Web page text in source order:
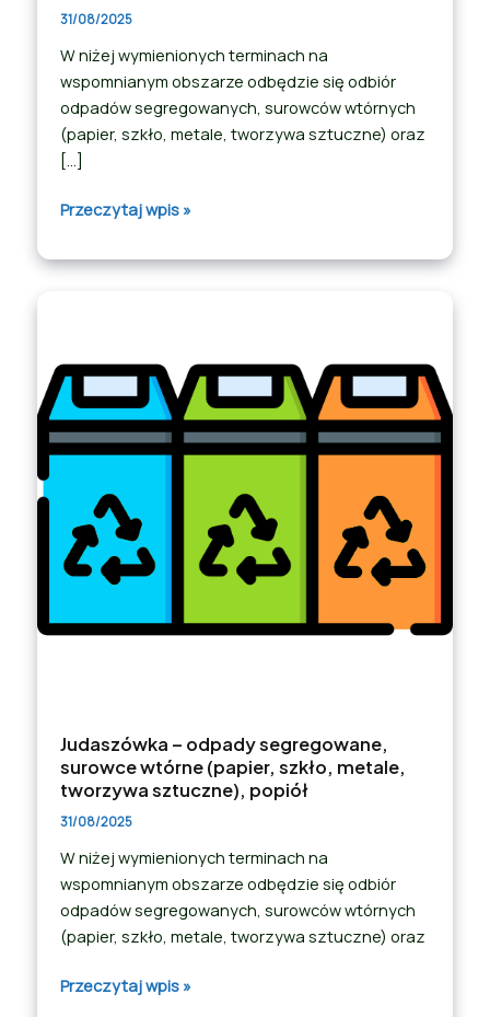
31/08/2025
W niżej wymienionych terminach na
wspomnianym obszarze odbędzie się odbiór
odpadów segregowanych, surowców wtórnych
(papier, szkło, metale, tworzywa sztuczne) oraz
[…]
Przeczytaj wpis »
Judaszówka – odpady segregowane,
surowce wtórne (papier, szkło, metale,
tworzywa sztuczne), popiół
31/08/2025
W niżej wymienionych terminach na
wspomnianym obszarze odbędzie się odbiór
odpadów segregowanych, surowców wtórnych
(papier, szkło, metale, tworzywa sztuczne) oraz
Przeczytaj wpis »